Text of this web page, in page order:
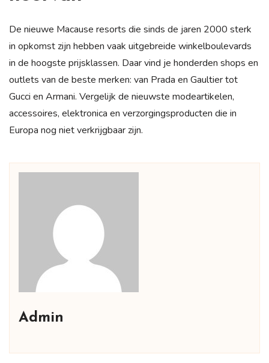
De nieuwe Macause resorts die sinds de jaren 2000 sterk
in opkomst zijn hebben vaak uitgebreide winkelboulevards
in de hoogste prijsklassen. Daar vind je honderden shops en
outlets van de beste merken: van Prada en Gaultier tot
Gucci en Armani. Vergelijk de nieuwste modeartikelen,
accessoires, elektronica en verzorgingsproducten die in
Europa nog niet verkrijgbaar zijn.
Admin